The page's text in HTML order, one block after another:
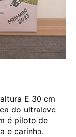
E 30 cm
do ultraleve
é piloto de
e carinho.